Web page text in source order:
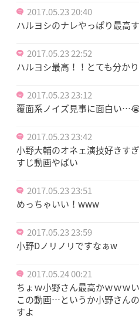
2017.05.23 20:40
ハルヨシのナレやっぱり最高
2017.05.23 22:52
ハルヨシ最高！！とても分か
2017.05.23 23:12
覆面系ノイズ見事に面白い
2017.05.23 23:42
小野大輔のオネェ演技好きす
すじ動画やばい
2017.05.23 23:51
めっちゃいい！www
2017.05.23 23:59
小野Dノリノリですなぁw
2017.05.24 00:21
ちょｗ小野さん最高かｗｗｗ
この動画…というか小野さん
すよ